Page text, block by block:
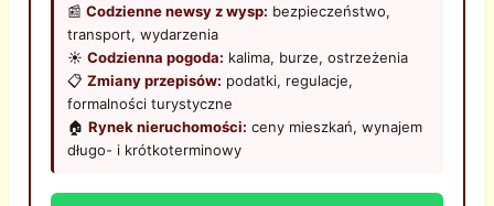
📰Codzienne newsy z wysp: bezpieczeństwo,
transport, wydarzenia
☀️Codzienna pogoda: kalima, burze, ostrzeżenia
📋Zmiany przepisów: podatki, regulacje,
formalności turystyczne
🏠Rynek nieruchomości: ceny mieszkań, wynajem
długo- i krótkoterminowy